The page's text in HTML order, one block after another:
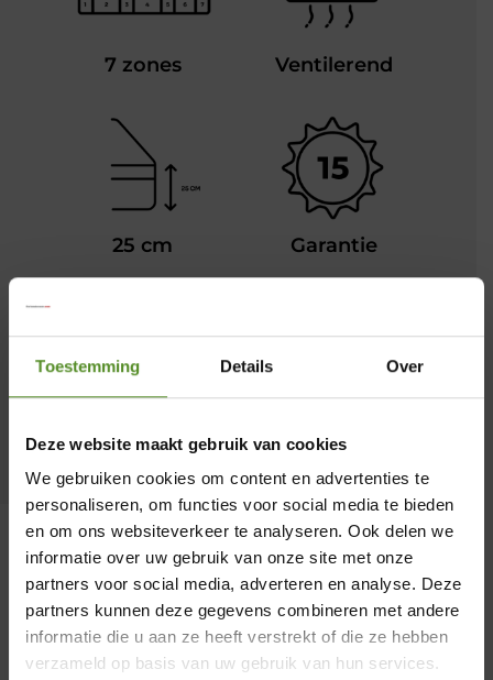
Toestemming Details Over
Deze website maakt gebruik van cookies
We gebruiken cookies om content en advertenties te
personaliseren, om functies voor social media te bieden
en om ons websiteverkeer te analyseren. Ook delen we
informatie over uw gebruik van onze site met onze
partners voor social media, adverteren en analyse. Deze
partners kunnen deze gegevens combineren met andere
informatie die u aan ze heeft verstrekt of die ze hebben
verzameld op basis van uw gebruik van hun services.
7 zones Ventilerend
25 cm Garantie
Pocketveringmatras P650 – 25
cm hoogShowroom Breda
×